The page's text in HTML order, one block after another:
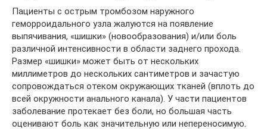
Пациенты с острым тромбозом наружного
геморроидального узла жалуются на появление
выпячивания, «шишки» (новообразования) и/или боль
различной интенсивности в области заднего прохода.
Размер «шишки» может быть от нескольких
миллиметров до нескольких сантиметров и зачастую
сопровождаться отеком окружающих тканей (вплоть до
всей окружности анального канала). У части пациентов
заболевание протекает без боли, но большая часть
оценивают боль как значительную или непереносимую.